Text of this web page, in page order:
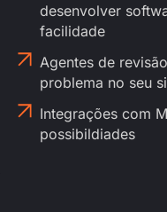
desenvolver
facilidade
Agentes de
problema no seu
Integrações com
possibildiades